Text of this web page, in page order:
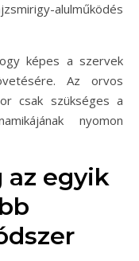
alulműködés
képes a szervek
Az orvos
csak szükséges a
nyomon
az egyik